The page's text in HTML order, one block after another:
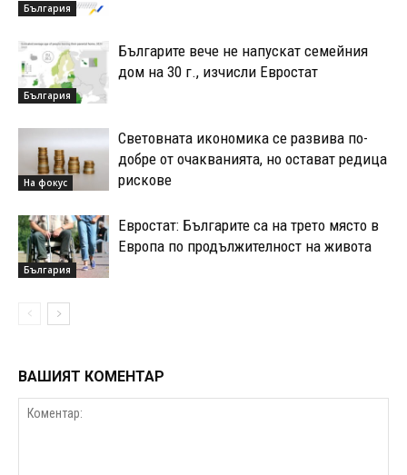
България
България
Българите вече не напускат семейния
дом на 30 г., изчисли Евростат
На фокус
Световната икономика се развива по-
добре от очакванията, но остават редица
рискове
България
Евростат: Българите са на трето място в
Европа по продължителност на живота
ВАШИЯТ КОМЕНТАР